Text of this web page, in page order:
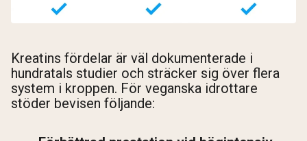
Kreatins fördelar är väl dokumenterade i
hundratals studier och sträcker sig över flera
system i kroppen. För veganska idrottare
stöder bevisen följande: